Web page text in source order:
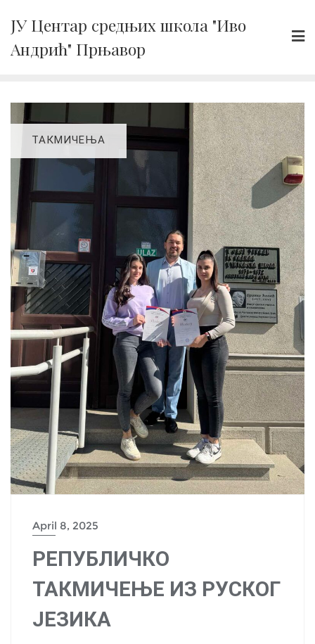
content
ЈУ Центар средњих школа "Иво
Андрић" Прњавор
ТАКМИЧЕЊА
April 8, 2025
РЕПУБЛИЧКО
ТАКМИЧЕЊЕ ИЗ РУСКОГ
ЈЕЗИКА